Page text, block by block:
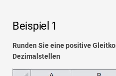
Beispiel 1
Runden Sie eine positive
Dezimalstellen